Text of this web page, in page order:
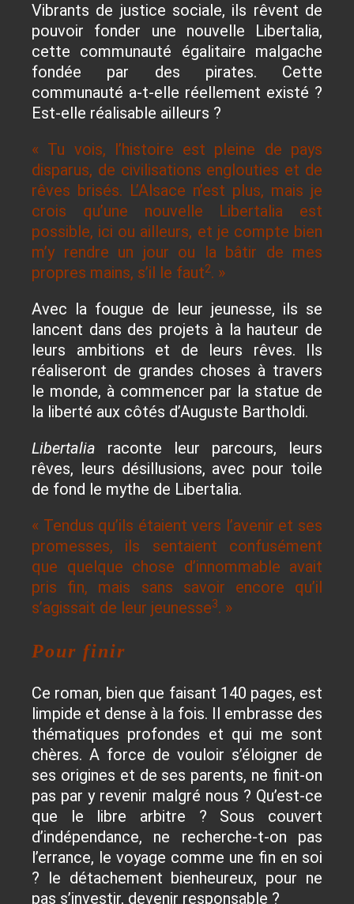
Vibrants de justice sociale, ils rêvent de
pouvoir fonder une nouvelle Libertalia,
cette communauté égalitaire malgache
fondée par des pirates. Cette
communauté a-t-elle réellement existé ?
Est-elle réalisable ailleurs ?
« Tu vois, l’histoire est pleine de pays
disparus, de civilisations englouties et de
rêves brisés. L’Alsace n’est plus, mais je
crois qu’une nouvelle Libertalia est
possible, ici ou ailleurs, et je compte bien
m’y rendre un jour ou la bâtir de mes
propres mains, s’il le faut2. »
Avec la fougue de leur jeunesse, ils se
lancent dans des projets à la hauteur de
leurs ambitions et de leurs rêves. Ils
réaliseront de grandes choses à travers
le monde, à commencer par la statue de
la liberté aux côtés d’Auguste Bartholdi.
Libertalia raconte leur parcours, leurs
rêves, leurs désillusions, avec pour toile
de fond le mythe de Libertalia.
« Tendus qu’ils étaient vers l’avenir et ses
promesses, ils sentaient confusément
que quelque chose d’innommable avait
pris fin, mais sans savoir encore qu’il
s’agissait de leur jeunesse3. »
Pour finir
Ce roman, bien que faisant 140 pages, est
limpide et dense à la fois. Il embrasse des
thématiques profondes et qui me sont
chères. A force de vouloir s’éloigner de
ses origines et de ses parents, ne finit-on
pas par y revenir malgré nous ? Qu’est-ce
que le libre arbitre ? Sous couvert
d’indépendance, ne recherche-t-on pas
l’errance, le voyage comme une fin en soi
? le détachement bienheureux, pour ne
pas s’investir, devenir responsable ?